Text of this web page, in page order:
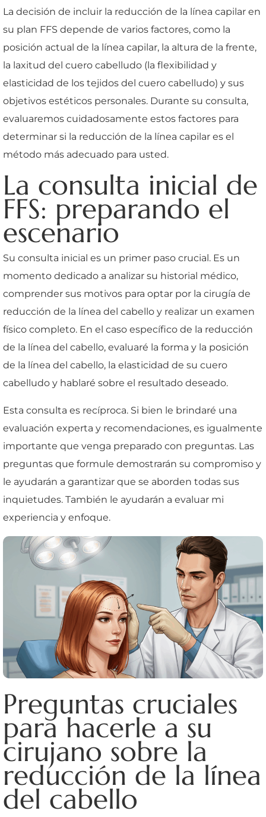
La decisión de incluir la reducción de la línea capilar en
su plan FFS depende de varios factores, como la
posición actual de la línea capilar, la altura de la frente,
la laxitud del cuero cabelludo (la flexibilidad y
elasticidad de los tejidos del cuero cabelludo) y sus
objetivos estéticos personales. Durante su consulta,
evaluaremos cuidadosamente estos factores para
determinar si la reducción de la línea capilar es el
método más adecuado para usted.
La consulta inicial de
FFS: preparando el
escenario
Su consulta inicial es un primer paso crucial. Es un
momento dedicado a analizar su historial médico,
comprender sus motivos para optar por la cirugía de
reducción de la línea del cabello y realizar un examen
físico completo. En el caso específico de la reducción
de la línea del cabello, evaluaré la forma y la posición
de la línea del cabello, la elasticidad de su cuero
cabelludo y hablaré sobre el resultado deseado.
Esta consulta es recíproca. Si bien le brindaré una
evaluación experta y recomendaciones, es igualmente
importante que venga preparado con preguntas. Las
preguntas que formule demostrarán su compromiso y
le ayudarán a garantizar que se aborden todas sus
inquietudes. También le ayudarán a evaluar mi
experiencia y enfoque.
Preguntas cruciales
para hacerle a su
cirujano sobre la
reducción de la línea
del cabello